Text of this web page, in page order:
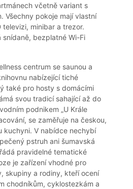
včetně variant s
Všechny pokoje mají vlastní
televizi, minibar a trezor.
bezplatné Wi-Fi
centrum se saunou a
nabízející tiché
také pro hosty s domácími
svou tradicí sahající až do
podnikem „U Krále
se zaměřuje na českou,
kuchyni. V nabídce nechybí
pstruh ani šumavská
pravidelné tematické
je zařízení vhodné pro
skupiny a rodiny, kteří ocení
chodníkům, cyklostezkám a